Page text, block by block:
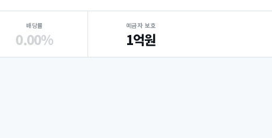
배당률
0.00%
예금자 보호
1억원